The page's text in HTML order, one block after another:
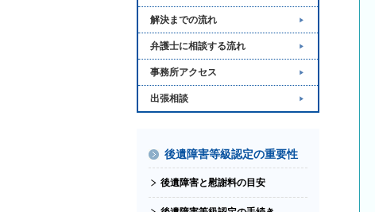
解決までの流れ
弁護士に相談する流れ
事務所アクセス
出張相談
後遺障害等級認定の重要性
後遺障害と慰謝料の目安